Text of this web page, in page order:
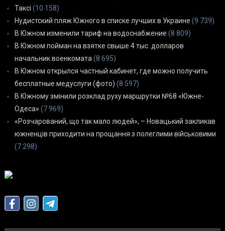
Таксі (10 158)
Нудистский пляж Южного в списке лучших в Украине (9 739)
В Южном изменили тариф на водоснабжение (8 809)
В Южном пойман на взятке свыше 4 тыс. долларов
начальник военкомата (8 695)
В Южном открылся частный кабинет, где можно получить
бесплатные медуслуги (фото) (8 597)
В Южному змінили розклад руху маршрутки №68 «Южне-
Одеса» (7 969)
«Розчарований, що так мало людей», – Новацький закликав
южненців приходити на прощання з полеглими військовими
(7 298)